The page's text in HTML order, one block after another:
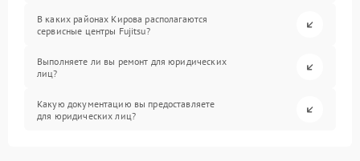
В каких районах Кирова располагаются
сервисные центры Fujitsu?
Выполняете ли вы ремонт для юридических
лиц?
Какую документацию вы предоставляете
для юридических лиц?